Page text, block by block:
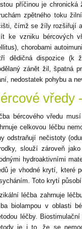
příčinou je
zpětného toku
čímž se žíly rozšiřují
ke vzniku bércových
chorobami
dědičná dispozice (k
zánět žil, špatná
nedostatek pohybu a
vředy
bércového vředu
celkovou léčbu
odstraňují nečistoty
slouží zároveň
hydroaktivními
je vhodné krytí, které
Toto krytí
léčba zahrnuje
biolampou v oblasti
léčby.
je i to, že se